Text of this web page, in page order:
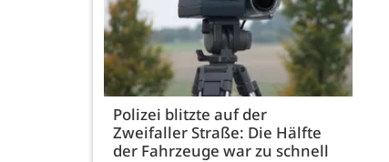
Polizei blitzte auf der
Zweifaller Straße: Die Hälfte
der Fahrzeuge war zu schnell